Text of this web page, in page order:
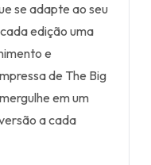
se adapte ao seu
edição uma
e
de The Big
em um
a cada